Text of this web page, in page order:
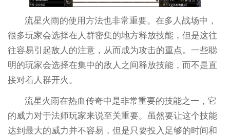
流星火雨的使用方法也非常重要。在多人战场中，
很多玩家会选择在人群密集的地方释放技能，但是这往
往容易引起敌人的注意，从而成为攻击的重点。一些聪
明的玩家会选择在集中的敌人之间释放技能，而不是直
接对着人群开火。
流星火雨在热血传奇中是非常重要的技能之一，它
的威力对于法师玩家来说至关重要。虽然要让这个技能
达到最大的威力并不容易，但是只要投入足够的时间和